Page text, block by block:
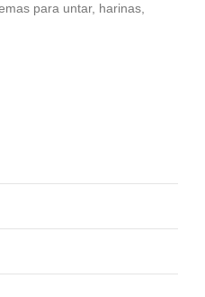
para untar, harinas,